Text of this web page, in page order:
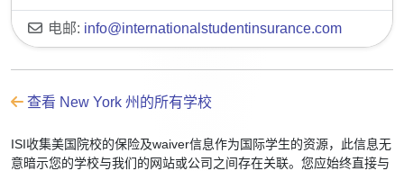
电邮: info@internationalstudentinsurance.com
查看 New York 州的所有学校
ISI收集美国院校的保险及waiver信息作为国际学生的资源，此信息无
意暗示您的学校与我们的网站或公司之间存在关联。您应始终直接与